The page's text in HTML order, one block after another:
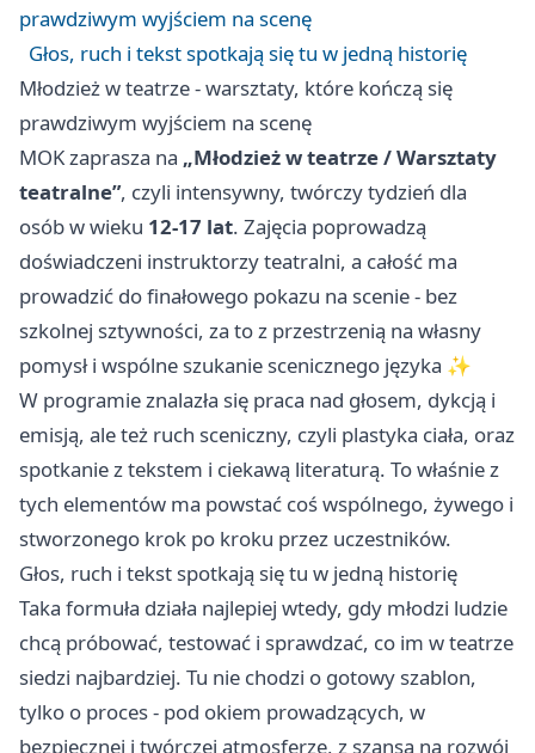
prawdziwym wyjściem na scenę
Głos, ruch i tekst spotkają się tu w jedną historię
Młodzież w teatrze - warsztaty, które kończą się
prawdziwym wyjściem na scenę
MOK zaprasza na „Młodzież w teatrze / Warsztaty
teatralne”, czyli intensywny, twórczy tydzień dla
osób w wieku 12-17 lat. Zajęcia poprowadzą
doświadczeni instruktorzy teatralni, a całość ma
prowadzić do finałowego pokazu na scenie - bez
szkolnej sztywności, za to z przestrzenią na własny
pomysł i wspólne szukanie scenicznego języka ✨
W programie znalazła się praca nad głosem, dykcją i
emisją, ale też ruch sceniczny, czyli plastyka ciała, oraz
spotkanie z tekstem i ciekawą literaturą. To właśnie z
tych elementów ma powstać coś wspólnego, żywego i
stworzonego krok po kroku przez uczestników.
Głos, ruch i tekst spotkają się tu w jedną historię
Taka formuła działa najlepiej wtedy, gdy młodzi ludzie
chcą próbować, testować i sprawdzać, co im w teatrze
siedzi najbardziej. Tu nie chodzi o gotowy szablon,
tylko o proces - pod okiem prowadzących, w
bezpiecznej i twórczej atmosferze, z szansą na rozwój